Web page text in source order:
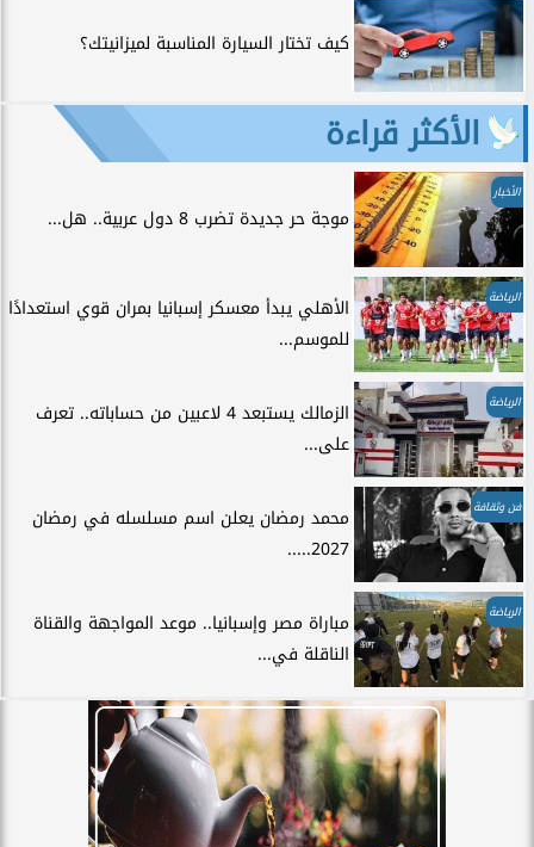
كيف تختار السيارة المناسبة لميزانيتك؟
الأكثر قراءة
الأخبار
موجة حر جديدة تضرب 8 دول عربية.. هل...
الرياضة
الأهلي يبدأ معسكر إسبانيا بمران قوي استعدادًا
للموسم...
الرياضة
الزمالك يستبعد 4 لاعبين من حساباته.. تعرف
على...
فن وثقافة
محمد رمضان يعلن اسم مسلسله في رمضان
2027.....
الرياضة
مباراة مصر وإسبانيا.. موعد المواجهة والقناة
الناقلة في...